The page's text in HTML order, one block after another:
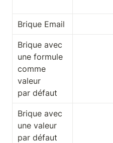
Brique Email
Brique avec
une formule
comme
valeur
par défaut
Brique avec
une valeur
par défaut